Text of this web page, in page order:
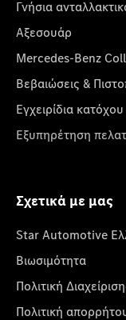
Γνήσια
Αξεσουάρ
Mercedes-Benz
Βεβαιώσεις &
Εγχειρίδια κατόχου
Εξυπηρέτηση
Σχετικά με μας
Star Automotive
Βιωσιμότητα
Πολιτική
Πολιτική